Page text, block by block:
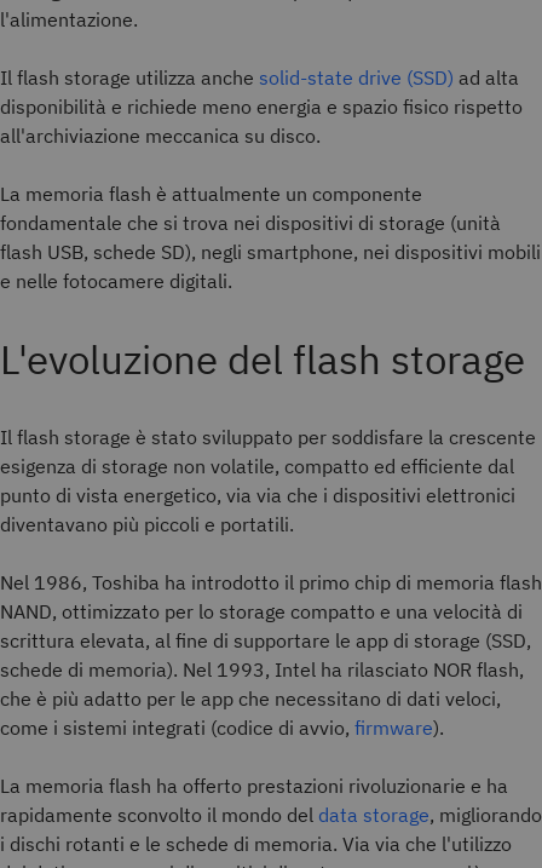
l'alimentazione.
Il flash storage utilizza anche solid-state drive (SSD) ad alta
disponibilità e richiede meno energia e spazio fisico rispetto
all'archiviazione meccanica su disco.
La memoria flash è attualmente un componente
fondamentale che si trova nei dispositivi di storage (unità
flash USB, schede SD), negli smartphone, nei dispositivi mobili
e nelle fotocamere digitali.
L'evoluzione del flash storage
Il flash storage è stato sviluppato per soddisfare la crescente
esigenza di storage non volatile, compatto ed efficiente dal
punto di vista energetico, via via che i dispositivi elettronici
diventavano più piccoli e portatili.
Nel 1986, Toshiba ha introdotto il primo chip di memoria flash
NAND, ottimizzato per lo storage compatto e una velocità di
scrittura elevata, al fine di supportare le app di storage (SSD,
schede di memoria). Nel 1993, Intel ha rilasciato NOR flash,
che è più adatto per le app che necessitano di dati veloci,
come i sistemi integrati (codice di avvio, firmware).
La memoria flash ha offerto prestazioni rivoluzionarie e ha
rapidamente sconvolto il mondo del data storage, migliorando
i dischi rotanti e le schede di memoria. Via via che l'utilizzo